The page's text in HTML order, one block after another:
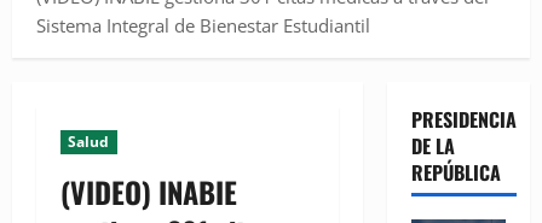
Sistema Integral de Bienestar Estudiantil
Salud
(VIDEO) INABIE
PRESIDENCIA
DE LA
REPÚBLICA